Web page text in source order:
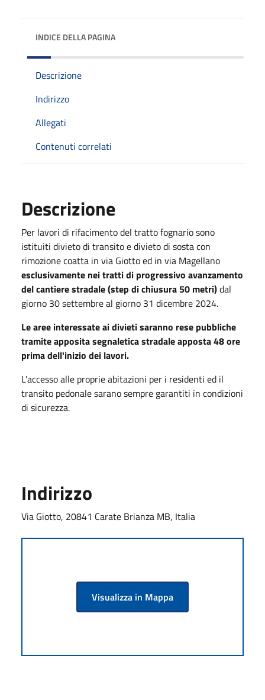
INDICE DELLA PAGINA
Descrizione
Indirizzo
Allegati
Contenuti correlati
Descrizione
Per lavori di rifacimento del tratto fognario sono
istituiti divieto di transito e divieto di sosta con
rimozione coatta in via Giotto ed in via Magellano
esclusivamente nei tratti di progressivo avanzamento
del cantiere stradale (step di chiusura 50 metri)dal
giorno 30 settembre al giorno 31 dicembre 2024.
Le aree interessate ai divieti saranno rese pubbliche
tramite apposita segnaletica stradale apposta 48 ore
prima dell'inizio dei lavori.
L'accesso alle proprie abitazioni per i residenti ed il
transito pedonale sarano sempre garantiti in condizioni
di sicurezza.
Indirizzo
Via Giotto, 20841 Carate Brianza MB, Italia
Visualizza in Mappa